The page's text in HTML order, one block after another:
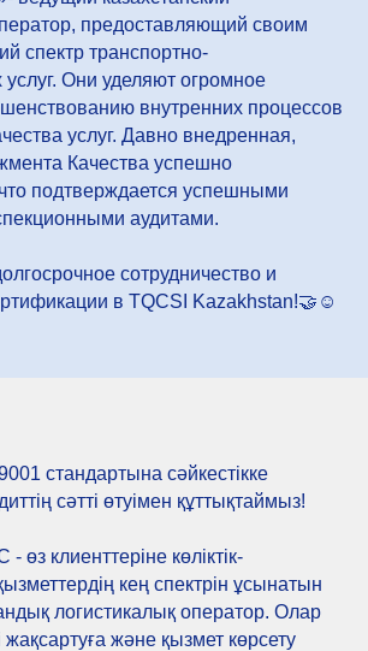
предоставляющий своим
спектр транспортно-
Они уделяют огромное
внутренних процессов
услуг. Давно внедренная,
Качества успешно
подтверждается успешными
аудитами.
сотрудничество и
в TQCSI Kazakhstan!🤝☺️
стандартына сәйкестікке
сәтті өтуімен құттықтаймыз!
клиенттеріне көліктік-
кең спектрін ұсынатын
логистикалық оператор. Олар
жақсартуға және қызмет көрсету